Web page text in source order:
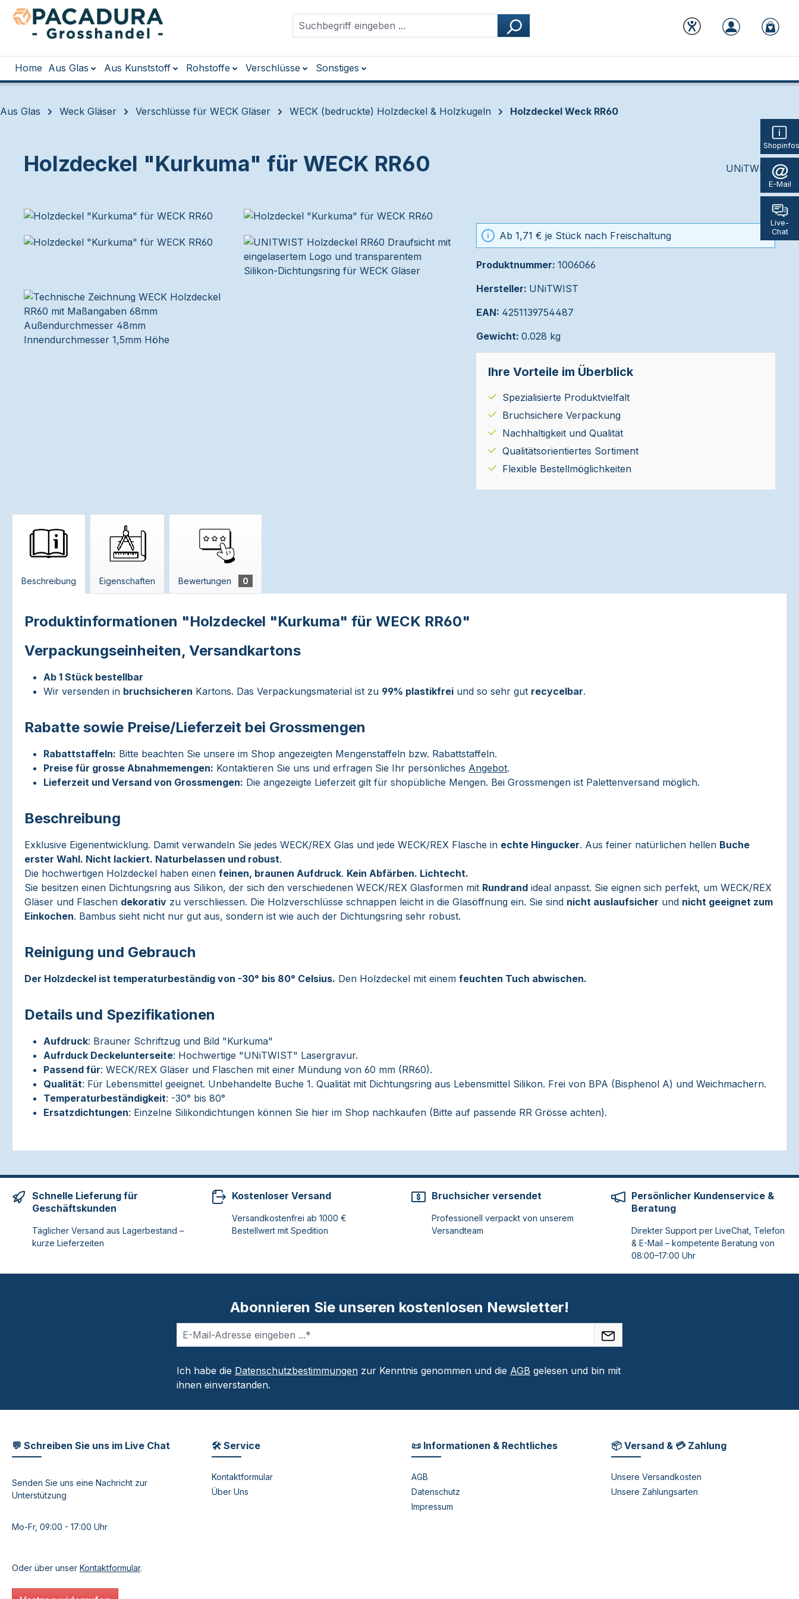
Hauptinhalt springen
Zur Suche springen
Zur Hauptnavigation springen
E-Mail
Live-
Chat
Home Aus Glas Aus Kunststoff Rohstoffe Verschlüsse Sonstiges
Aus Glas Weck Gläser Verschlüsse für WECK Gläser WECK (bedruckte) Holzdeckel & Holzkugeln Holzdeckel Weck RR60
Holzdeckel "Kurkuma" für WECK RR60 UNiTWIST
Ab 1,71 € je Stück nach Freischaltung
Produktnummer: 1006066
Hersteller: UNiTWIST
EAN: 4251139754487
Gewicht: 0.028 kg
Ihre Vorteile im Überblick
Spezialisierte Produktvielfalt
Bruchsichere Verpackung
Nachhaltigkeit und Qualität
Qualitätsorientiertes Sortiment
Flexible Bestellmöglichkeiten
Beschreibung Eigenschaften Bewertungen 0
Produktinformationen "Holzdeckel "Kurkuma" für WECK RR60"
Verpackungseinheiten, Versandkartons
Ab 1 Stück bestellbar
Wir versenden in bruchsicheren Kartons. Das Verpackungsmaterial ist zu 99% plastikfrei und so sehr gut recycelbar.
Rabatte sowie Preise/Lieferzeit bei Grossmengen
Rabattstaffeln: Bitte beachten Sie unsere im Shop angezeigten Mengenstaffeln bzw. Rabattstaffeln.
Preise für grosse Abnahmemengen: Kontaktieren Sie uns und erfragen Sie Ihr persönliches Angebot.
Lieferzeit und Versand von Grossmengen: Die angezeigte Lieferzeit gilt für shopübliche Mengen. Bei Grossmengen ist Palettenversand möglich.
Beschreibung
Exklusive Eigenentwicklung. Damit verwandeln Sie jedes WECK/REX Glas und jede WECK/REX Flasche in echte Hingucker. Aus feiner natürlichen hellen Buche
erster Wahl. Nicht lackiert. Naturbelassen und robust.
Die hochwertigen Holzdeckel haben einen feinen, braunen Aufdruck. Kein Abfärben. Lichtecht.
Sie besitzen einen Dichtungsring aus Silikon, der sich den verschiedenen WECK/REX Glasformen mit Rundrand ideal anpasst. Sie eignen sich perfekt, um WECK/REX
Gläser und Flaschen dekorativ zu verschliessen. Die Holzverschlüsse schnappen leicht in die Glasöffnung ein. Sie sind nicht auslaufsicher und nicht geeignet zum
Einkochen. Bambus sieht nicht nur gut aus, sondern ist wie auch der Dichtungsring sehr robust.
Reinigung und Gebrauch
Der Holzdeckel ist temperaturbeständig von -30° bis 80° Celsius. Den Holzdeckel mit einem feuchten Tuch abwischen.
Details und Spezifikationen
Aufdruck: Brauner Schriftzug und Bild "Kurkuma"
Aufrduck Deckelunterseite: Hochwertige "UNiTWIST" Lasergravur.
Passend für: WECK/REX Gläser und Flaschen mit einer Mündung von 60 mm (RR60).
Qualität: Für Lebensmittel geeignet. Unbehandelte Buche 1. Qualität mit Dichtungsring aus Lebensmittel Silikon. Frei von BPA (Bisphenol A) und Weichmachern.
Temperaturbeständigkeit: -30° bis 80°
Ersatzdichtungen: Einzelne Silikondichtungen können Sie hier im Shop nachkaufen (Bitte auf passende RR Grösse achten).
Schnelle Lieferung für
Geschäftskunden
Täglicher Versand aus Lagerbestand –
kurze Lieferzeiten
Kostenloser Versand
Versandkostenfrei ab 1000 €
Bestellwert mit Spedition
Bruchsicher versendet
Professionell verpackt von unserem
Versandteam
Persönlicher Kundenservice &
Beratung
Direkter Support per LiveChat, Telefon
& E-Mail – kompetente Beratung von
08:00–17:00 Uhr
Abonnieren Sie unseren kostenlosen Newsletter!
Ich habe die Datenschutzbestimmungen zur Kenntnis genommen und die AGB gelesen und bin mit
ihnen einverstanden.
💬 Schreiben Sie uns im Live Chat
Senden Sie uns eine Nachricht zur
Unterstützung
Mo-Fr, 09:00 - 17:00 Uhr
Oder über unser Kontaktformular.
🛠 Service
Kontaktformular
Über Uns
📜 Informationen & Rechtliches
AGB
Datenschutz
Impressum
📦 Versand & 💳 Zahlung
Unsere Versandkosten
Unsere Zahlungsarten